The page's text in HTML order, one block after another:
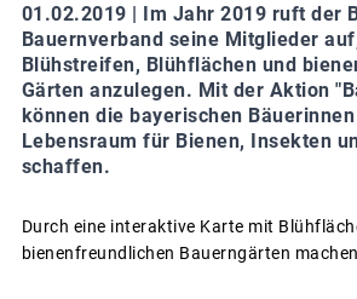
01.02.2019 | Im Jahr 2019 ruft der
Bauernverband seine Mitglieder
Blühstreifen, Blühflächen und
Gärten anzulegen. Mit der Aktion
können die bayerischen
Lebensraum für Bienen, Insekten
schaffen.
Durch eine interaktive Karte mit
bienenfreundlichen Bauerngärten